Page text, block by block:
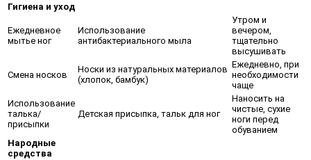
Гигиена и уход
Ежедневное
мытье ног
Использование
антибактериального мыла
Утром и
вечером,
тщательно
высушивать
Смена носков
Носки из натуральных материалов
(хлопок, бамбук)
Ежедневно, при
необходимости
чаще
Использование
талька/
присыпки
Детская присыпка, тальк для ног
Наносить на
чистые, сухие
ноги перед
обуванием
Народные
средства